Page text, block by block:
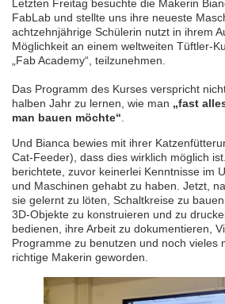
Letzten Freitag besuchte die Makerin
FabLab und stellte uns ihre neueste
achtzehnjährige Schülerin nutzt in ihrem
Möglichkeit an einem weltweiten Tüftler-
„Fab Academy“, teilzunehmen.
Das Programm des Kurses verspricht
halben Jahr zu lernen, wie man „fast
man bauen möchte“
Und Bianca bewies mit ihrer
Cat-Feeder), dass dies wirklich möglich
berichtete, zuvor keinerlei Kenntnisse im
und Maschinen gehabt zu haben. Jetzt,
sie gelernt zu löten, Schaltkreise zu
3D-Objekte zu konstruieren und zu
bedienen, ihre Arbeit zu dokumentieren,
Programme zu benutzen und noch vieles
richtige Makerin geworden.